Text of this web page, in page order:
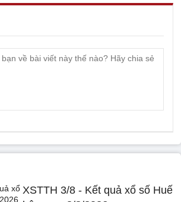
XSTTH 3/8 - Kết quả xổ số Huế